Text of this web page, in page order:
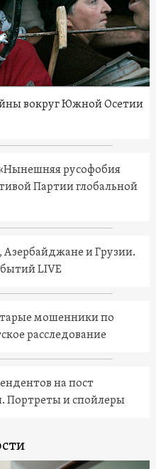
вокруг Южной Осетии
русофобия
Партии глобальной
и Грузии.
LIVE
мошенники по
расследование
на пост
Портреты и спойлеры